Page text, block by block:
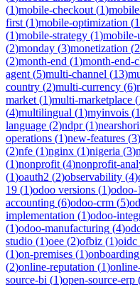
(1)mobile-checkout (1)
first (1)mobile-optimization (1
(1)mobile-strategy (1)mobile-
(2)monday (3)monetization (2
(2)month-end (1)month-end-
agent (5)multi-channel (13)
country (2)multi-currency (6)
market (1)multi-marketplace (
(4)multilingual (1)myinvois (1
language (2)ndpr(1)
operations (1)new-features (3)
(2)nfe (1)nginx (1)nigeria (3)
(1)nonprofit (4)nonprofit-
(1)oauth2 (2)observability (4)
19 (1)odoo versions (1)odoo-
accounting (6)odoo-crm (5)
implementation (1)odoo-
(1)odoo-manufacturing (4)
studio (1)oee (2)ofbiz (1)oidc
(1)on-premises (1)onboarding
(2)online-reputation (1)
source-bi (1)open-source-erp